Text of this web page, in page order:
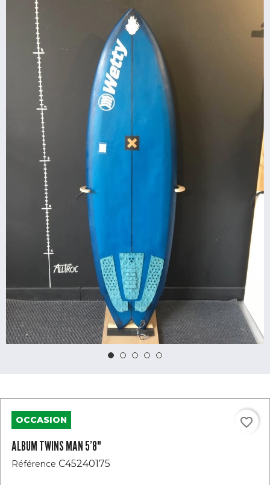
OCCASION
ALBUM TWINS MAN 5’8"
Référence C45240175
favorite_border